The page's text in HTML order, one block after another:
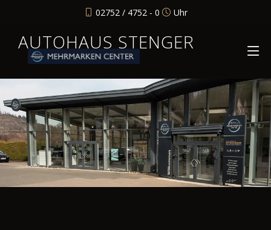
02752 / 4752 - 0 Uhr
AUTOHAUS STENGER